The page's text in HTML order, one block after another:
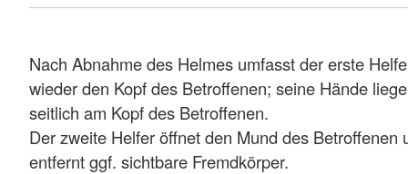
Nach Abnahme des Helmes umfasst der erste
wieder den Kopf des Betroffenen; seine Hände
seitlich am Kopf des Betroffenen.
Der zweite Helfer öffnet den Mund des Betroffenen
entfernt ggf. sichtbare Fremdkörper.